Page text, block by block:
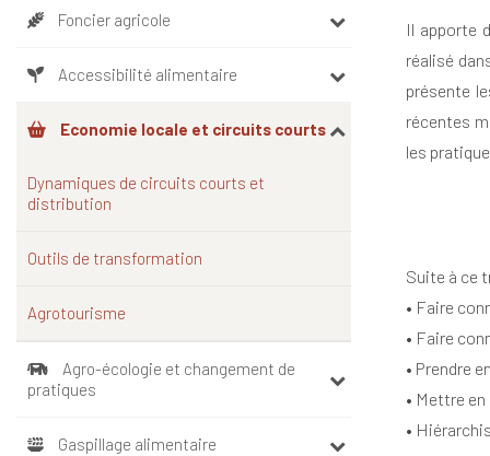
Il apporte
réalisé
présente
récentes
les
Suite à ce
• Faire
• Faire
• Prendre
• Mettre
•
Foncier agricole
Accessibilité alimentaire
Economie locale et circuits courts
Dynamiques de circuits courts et
distribution
Outils de transformation
Agrotourisme
Agro-écologie et changement de
pratiques
Gaspillage alimentaire